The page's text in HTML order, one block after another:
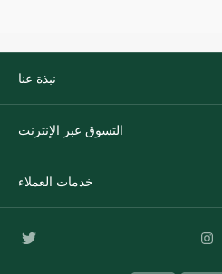
نبذة عنا
التسوق عبر الإنترنت
خدمات العملاء